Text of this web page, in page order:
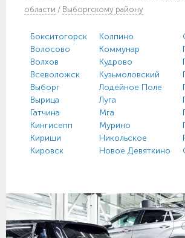
области / Выборгскому району
Бокситогорск
Волосово
Волхов
Всеволожск
Выборг
Вырица
Гатчина
Кингисепп
Кириши
Кировск
Колпино
Коммунар
Кудрово
Кузьмоловский
Лодейное Поле
Луга
Мга
Мурино
Никольское
Новое Девяткино